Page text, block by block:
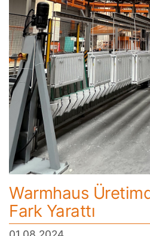
Warmhaus
Fark Yarattı